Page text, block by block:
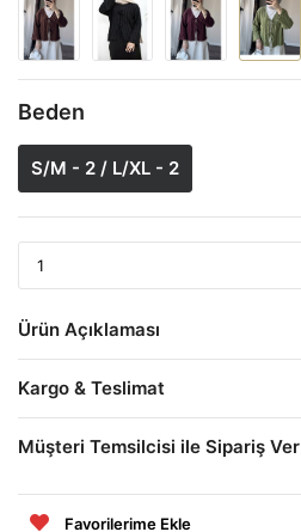
Beden
S/M - 2 / L/XL - 2
Ürün Açıklaması
Kargo & Teslimat
Müşteri Temsilcisi ile Sipariş Ver
Favorilerime Ekle